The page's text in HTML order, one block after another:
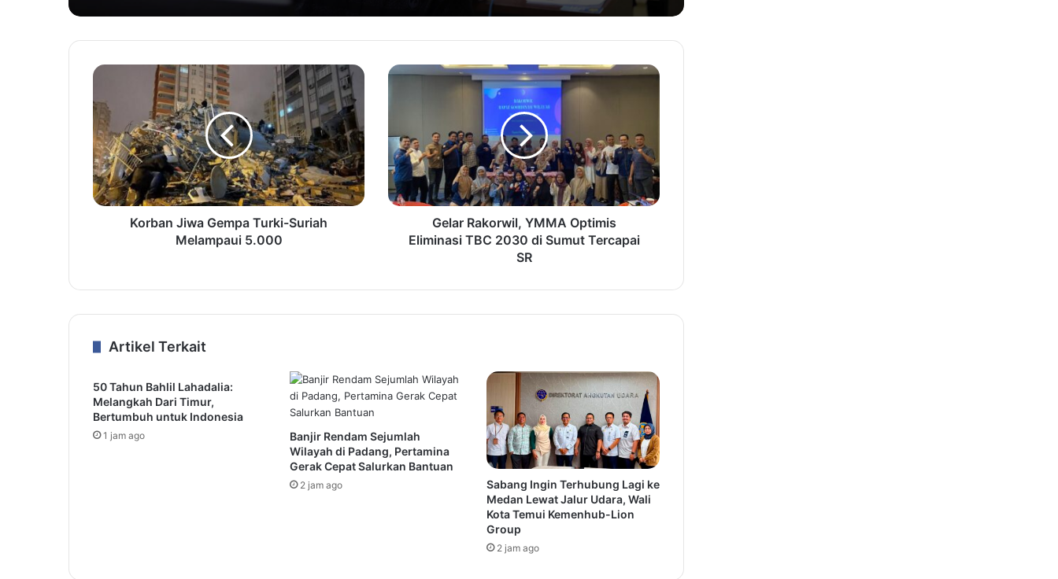
Alasan Madura United Ganti Alfredo
Soal Laga Kontroversi di PON, Illiza:
Jangan Atlet Aceh yang
Dikambinghitamkan
Jembatan Peudada 1 Ditutup Mulai 21
Mei, Lalu Lintas Dialihkan
Korban Jiwa Gempa Turki-Suriah
Melampaui 5.000
Gelar Rakorwil, YMMA Optimis
Eliminasi TBC 2030 di Sumut Tercapai
SR
Artikel Terkait
50 Tahun Bahlil Lahadalia:
Melangkah Dari Timur,
Bertumbuh untuk Indonesia
1 jam ago
Banjir Rendam Sejumlah
Wilayah di Padang, Pertamina
Gerak Cepat Salurkan Bantuan
2 jam ago
Sabang Ingin Terhubung Lagi ke
Medan Lewat Jalur Udara, Wali
Kota Temui Kemenhub-Lion
Group
2 jam ago